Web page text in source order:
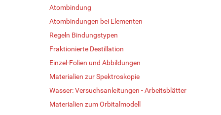
Atombindung
Atombindungen bei Elementen
Regeln Bindungstypen
Fraktionierte Destillation
Einzel-Folien und Abbildungen
Materialien zur Spektroskopie
Wasser: Versuchsanleitungen - Arbeitsblätter
Materialien zum Orbitalmodell